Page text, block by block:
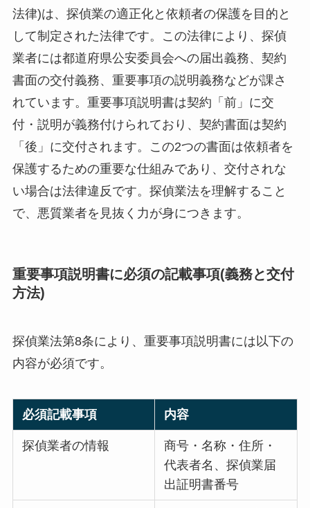
法律)は、探偵業の適正化と依頼者の保護を目的と
して制定された法律です。この法律により、探偵
業者には都道府県公安委員会への届出義務、契約
書面の交付義務、重要事項の説明義務などが課さ
れています。重要事項説明書は契約「前」に交
付・説明が義務付けられており、契約書面は契約
「後」に交付されます。この2つの書面は依頼者を
保護するための重要な仕組みであり、交付されな
い場合は法律違反です。探偵業法を理解すること
で、悪質業者を見抜く力が身につきます。
重要事項説明書に必須の記載事項(義務と交付
方法)
探偵業法第8条により、重要事項説明書には以下の
内容が必須です。
必須記載事項 内容
探偵業者の情報
商号・名称・住所・
代表者名、探偵業届
出証明書番号